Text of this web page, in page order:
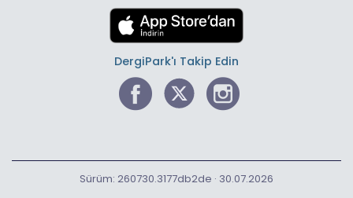
DergiPark'ı Takip Edin
Sürüm: 260730.3177db2de · 30.07.2026